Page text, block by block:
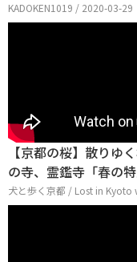
KADOKEN1019 / 2020-03-29
【京都の桜】散りゆ
の寺、霊鑑寺「春の
犬と歩く京都 / Lost in